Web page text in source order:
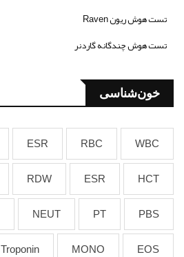
تست هوش ریون Raven
تست هوش چندگانه گاردنر
خون‌شناسی
WBC
RBC
ESR
HCT
ESR
RDW
PBS
PT
NEUT
EOS
MONO
Troponin